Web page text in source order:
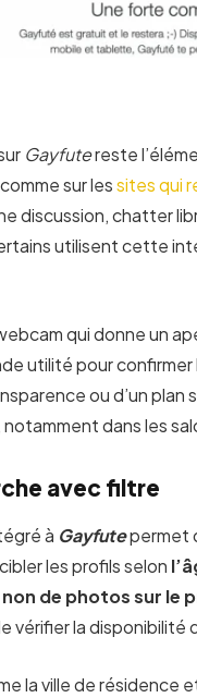
Gayfutereste
sur lessites qui
discussion, chatter
utilisent cette
qui donne un
utilité pour
ou d’un
, notamment dans les
avec filtre
à Gayfutepermet
les profils selon
de photos sur le
vérifier la disponibilité
la ville de